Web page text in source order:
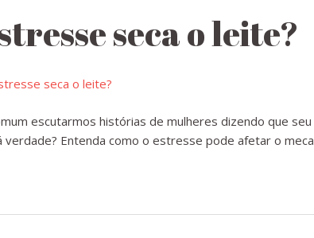
seca o leite?
escutarmos histórias de mulheres dizendo que
verdade? Entenda como o estresse pode afetar o